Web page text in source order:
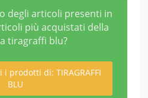
degli articoli presenti in
più acquistati della
tiragraffi blu?
prodotti di: TIRAGRAFFI
BLU